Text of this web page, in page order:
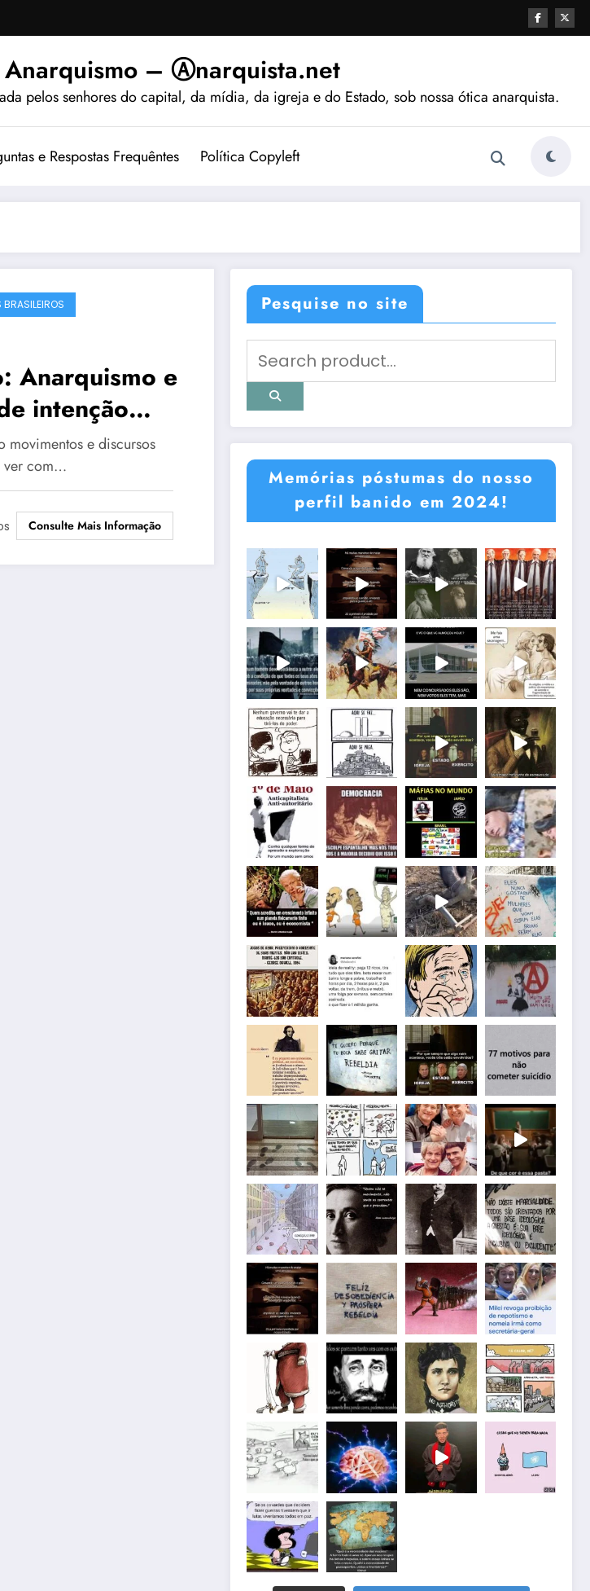
– Ⓐnarquista.net
pelos senhores do capital, da mídia, da igreja e do Estado, sob nossa ótica anarquista.
e Respostas Frequêntes Política Copyleft
Anarquismo e
intenção
ao
e pós-
movimentos e discursos
ver com…
Consulte Mais Informação
Pesquise no site
Memórias póstumas do nosso
perfil banido em 2024!